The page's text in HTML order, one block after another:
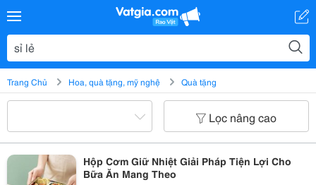
Trang Chủ Hoa, quà tặng, mỹ nghệ Quà tặng
Lọc nâng cao
Hộp Cơm Giữ Nhiệt Giải Pháp Tiện Lợi Cho
Bữa Ăn Mang Theo